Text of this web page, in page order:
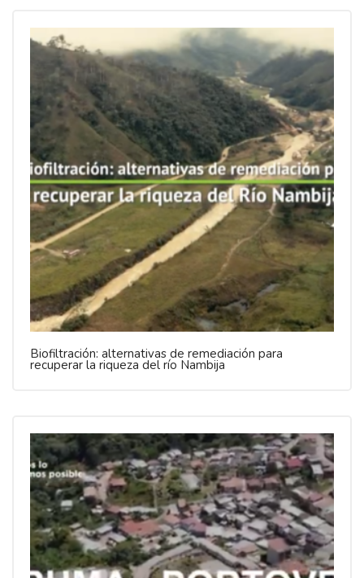
Biofiltración: alternativas de remediación para
recuperar la riqueza del río Nambija